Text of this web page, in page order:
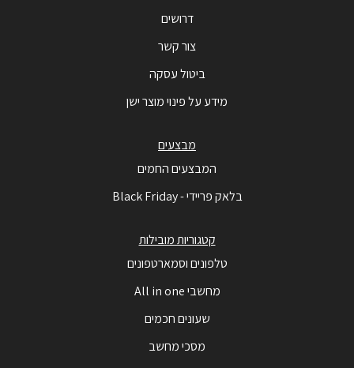
דרושים
צור קשר
ביטול עסקה
מידע על פינוי מוצר ישן
מבצעים
המבצעים החמים
בלאק פריידי - Black Friday
קטגוריות מובילות
טלפונים וסמארטפונים
מחשבי All in one
שעונים חכמים
מסכי מחשב